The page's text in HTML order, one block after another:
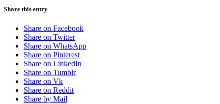
Share this entry
Share on Facebook
Share on Twitter
Share on WhatsApp
Share on Pinterest
Share on LinkedIn
Share on Tumblr
Share on Vk
Share on Reddit
Share by Mail